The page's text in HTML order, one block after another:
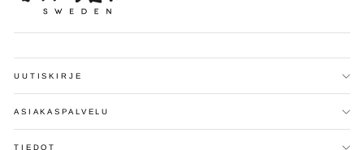
UUTISKIRJE
ASIAKASPALVELU
TIEDOT